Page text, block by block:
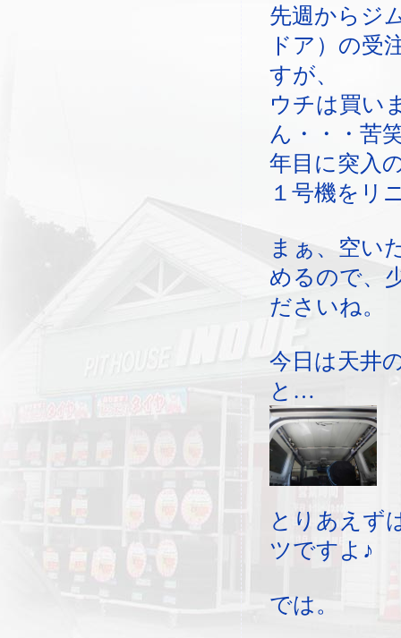
先週からジ
ドア）の受
すが、
ウチは買い
ん・・・苦
年目に突入
１号機をリ
まぁ、空い
めるので、
ださいね。
今日は天井
と…
とりあえず
ツですよ♪
では。